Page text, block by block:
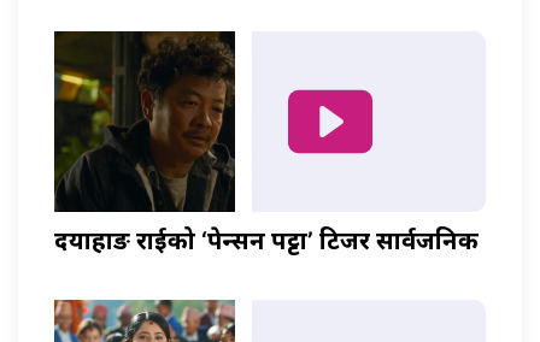
दयाहाङ राईको ‘पेन्सन पट्टा’ टिजर सार्वजनिक